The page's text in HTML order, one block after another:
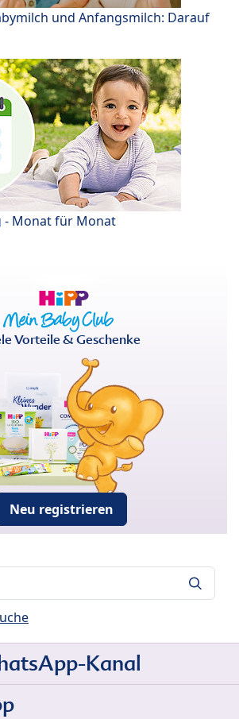
und Anfangsmilch: Darauf
- Monat für Monat
Vorteile & Geschenke
Neu registrieren
Kanal